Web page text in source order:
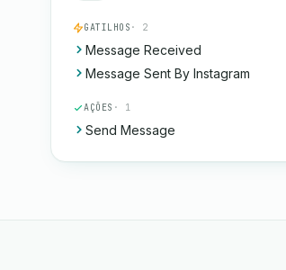
GATILHOS · 2
Message Received
Message Sent By Instagram
AÇÕES · 1
Send Message